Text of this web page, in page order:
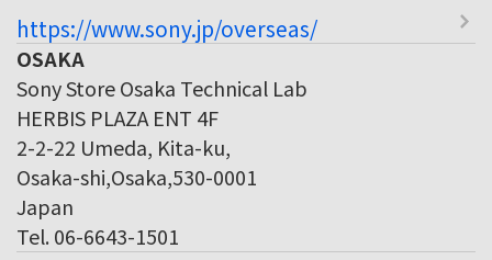
https://www.sony.jp/overseas/
OSAKA
Sony Store Osaka Technical Lab
HERBIS PLAZA ENT 4F
2-2-22 Umeda, Kita-ku,
Osaka-shi,Osaka,530-0001
Japan
Tel. 06-6643-1501